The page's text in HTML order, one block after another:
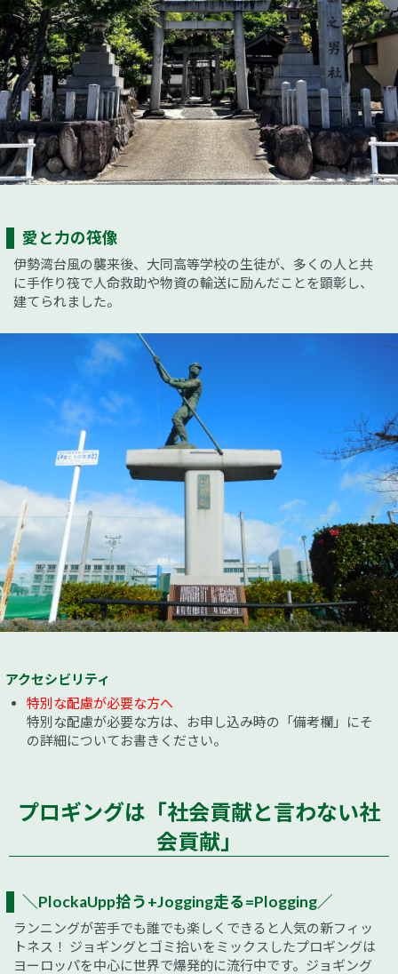
愛と力の筏像
伊勢湾台風の襲来後、大同高等学校の生徒が、多くの人と共
に手作り筏で人命救助や物資の輸送に励んだことを顕彰し、
建てられました。
アクセシビリティ
特別な配慮が必要な方へ
特別な配慮が必要な方は、お申し込み時の「備考欄」にそ
の詳細についてお書きください。
プロギングは「社会貢献と言わない社
会貢献」
＼PlockaUpp拾う+Jogging走る=Plogging／
ランニングが苦手でも誰でも楽しくできると人気の新フィッ
トネス！ ジョギングとゴミ拾いをミックスしたプロギングは
ヨーロッパを中心に世界で爆発的に流行中です。ジョギング